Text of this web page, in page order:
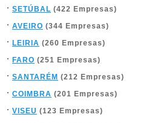
SETÚBAL (422 Empresas)
AVEIRO (344 Empresas)
LEIRIA (260 Empresas)
FARO (251 Empresas)
SANTARÉM (212 Empresas)
COIMBRA (201 Empresas)
VISEU (123 Empresas)